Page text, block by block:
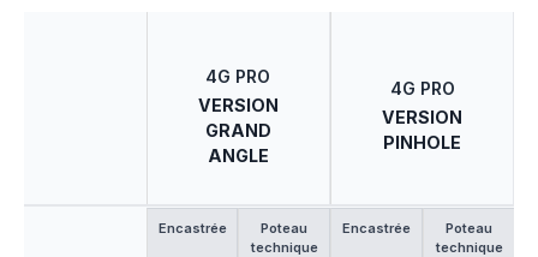
4G PRO
VERSION
GRAND
ANGLE
4G PRO
VERSION
PINHOLE
Encastrée
Poteau
technique
Encastrée
Poteau
technique